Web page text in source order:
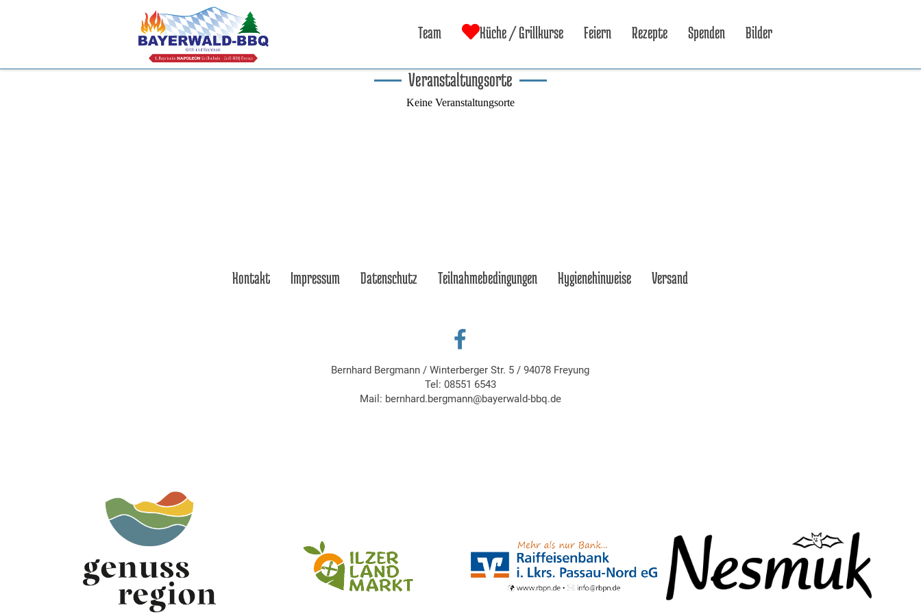
Team Küche / Grillkurse Feiern Rezepte Spenden Bilder
Veranstaltungsorte
Keine Veranstaltungsorte
Kontakt Impressum Datenschutz Teilnahmebedingungen Hygienehinweise Versand
Bernhard Bergmann/ Winterberger Str. 5/ 94078 Freyung
Tel: 08551 6543
Mail: bernhard.bergmann@bayerwald-bbq.de